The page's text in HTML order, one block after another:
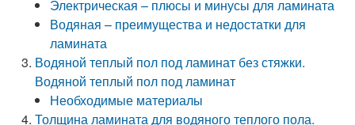
Электрическая – плюсы и минусы для ламината
Водяная – преимущества и недостатки для
ламината
Водяной теплый пол под ламинат без стяжки.
Водяной теплый пол под ламинат
Необходимые материалы
Толщина ламината для водяного теплого пола.